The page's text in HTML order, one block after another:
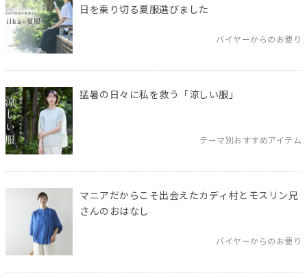
日を乗り切る夏服選びました
バイヤーからのお便り
猛暑の日々に私を救う「涼しい服」
テーマ別おすすめアイテム
マニアだからこそ出会えたカディ村とモスリン兄
さんのおはなし
バイヤーからのお便り